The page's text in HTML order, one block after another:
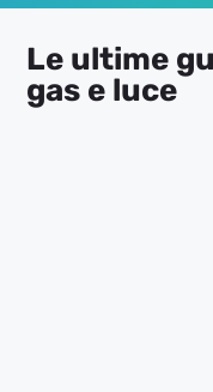
Le ultime
gas e luce